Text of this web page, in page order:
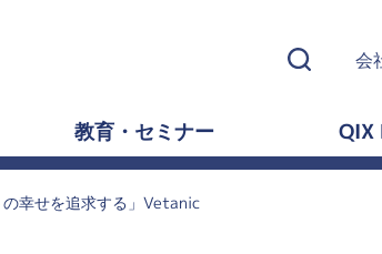
会
教育・セミナー QIX
の幸せを追求する」Vetanic